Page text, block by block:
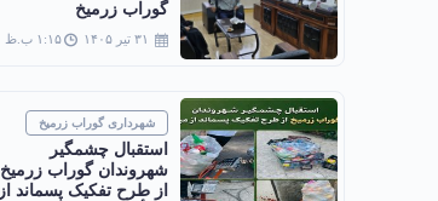
گوراب زرمیخ
۳۱ تیر ۱۴۰۵ ۱:۱۵ ب.ظ
شهرداری گوراب زرمیخ
استقبال چشمگیر
شهروندان گوراب زرمیخ
از طرح تفکیک پسماند از